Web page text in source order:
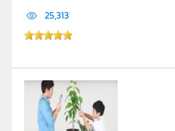
25,313